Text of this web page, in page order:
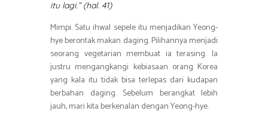
itu lagi.” (hal. 41)
Mimpi. Satu ihwal sepele itu menjadikan Yeong-
hye berontak makan daging. Pilihannya menjadi
seorang vegetarian membuat ia terasing. Ia
justru mengangkangi kebiasaan orang Korea
yang kala itu tidak bisa terlepas dari kudapan
berbahan daging. Sebelum berangkat lebih
jauh, mari kita berkenalan dengan Yeong-hye.